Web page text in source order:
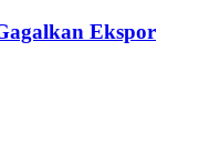
Ekspor